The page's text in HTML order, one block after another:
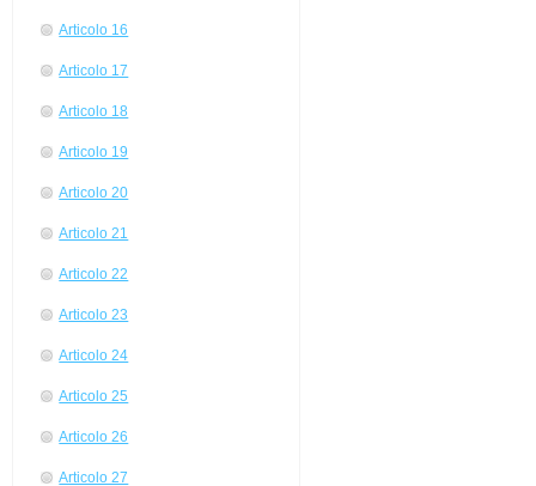
Articolo 16
Articolo 17
Articolo 18
Articolo 19
Articolo 20
Articolo 21
Articolo 22
Articolo 23
Articolo 24
Articolo 25
Articolo 26
Articolo 27